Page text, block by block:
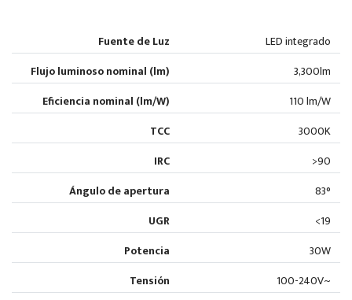
Fuente de Luz
LED integrado
Flujo luminoso nominal (lm)
3,300lm
Eficiencia nominal (lm/W)
110 lm/W
TCC
3000K
IRC
>90
Ángulo de apertura
83°
UGR
<19
Potencia
30W
Tensión
100-240V~